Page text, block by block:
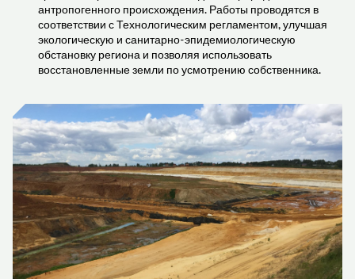
антропогенного происхождения. Работы проводятся в
соответствии с Технологическим регламентом, улучшая
экологическую и санитарно-эпидемиологическую
обстановку региона и позволяя использовать
восстановленные земли по усмотрению собственника.